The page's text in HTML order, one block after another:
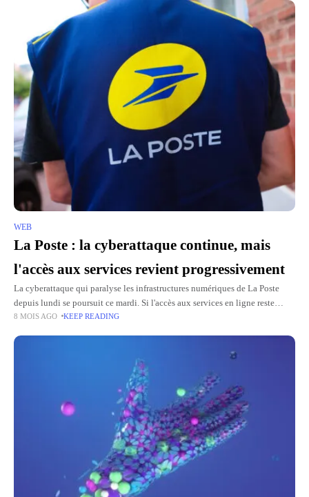
WEB
La Poste : la cyberattaque continue, mais
l'accès aux services revient progressivement
La cyberattaque qui paralyse les infrastructures numériques de La Poste
depuis lundi se poursuit ce mardi. Si l'accès aux services en ligne reste
erratique, l'entreprise se veut rassurante sur le
8 MOIS AGO KEEP READING